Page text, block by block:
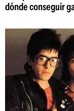
dónde conseguir